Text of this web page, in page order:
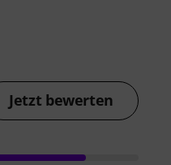
Jetzt bewerten